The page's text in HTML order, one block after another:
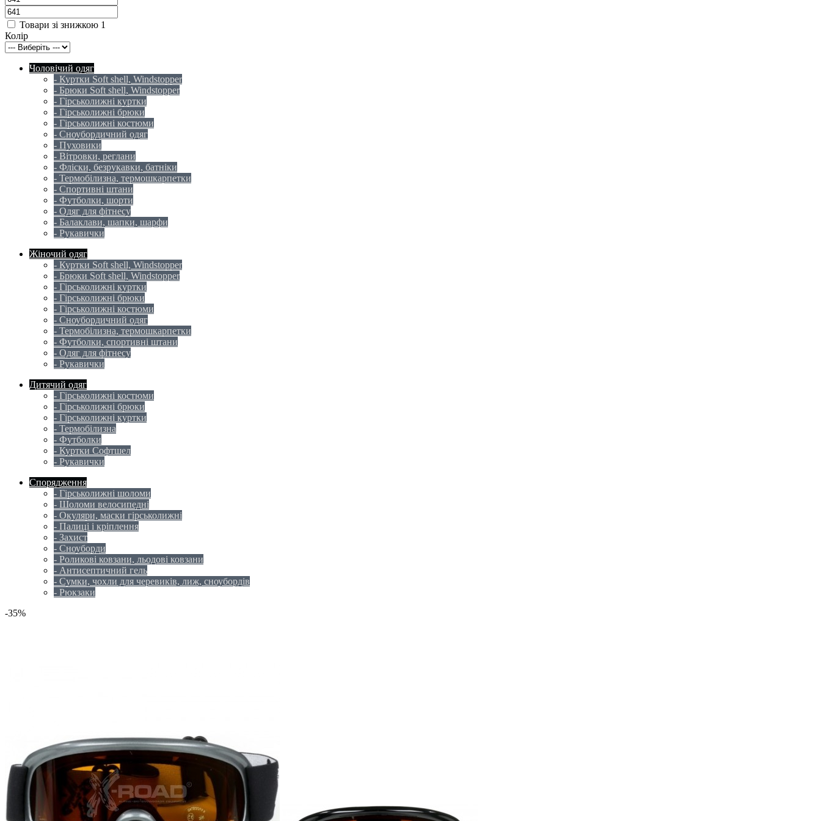
Товари зі знижкою 1
Колір
Чоловічий одяг
- Куртки Soft shell, Windstopper
- Брюки Soft shell, Windstopper
- Гірськолижні куртки
- Гірськолижні брюки
- Гірськолижні костюми
- Сноубордичний одяг
- Пуховики
- Вітровки, реглани
- Фліски, безрукавки, батніки
- Термобілизна, термошкарпетки
- Спортивні штани
- Футболки, шорти
- Одяг для фітнесу
- Балаклави, шапки, шарфи
- Рукавички
Жіночий одяг
- Куртки Soft shell, Windstopper
- Брюки Soft shell, Windstopper
- Гірськолижні куртки
- Гірськолижні брюки
- Гірськолижні костюми
- Сноубордичний одяг
- Термобілизна, термошкарпетки
- Футболки, спортивні штани
- Одяг для фітнесу
- Рукавички
Дитячий одяг
- Гірськолижні костюми
- Гірськолижні брюки
- Гірськолижні куртки
- Термобілизна
- Футболки
- Куртки Софтшел
- Рукавички
Спорядження
- Гірськолижні шоломи
- Шоломи велосипедні
- Окуляри, маски гірськолижні
- Палиці і кріплення
- Захист
- Сноуборди
- Роликові ковзани, льодові ковзани
- Антисептичний гель
- Сумки, чохли для черевиків, лиж, сноубордів
- Рюкзаки
-35%